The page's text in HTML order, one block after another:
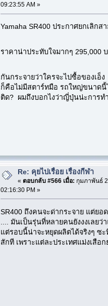
09:23:55 AM »
Yamaha SR400 ประกาศยกเลิก
ราคาน่าประทับใจมากๆ 295,000
กันกระจายว่าใครจะไปซื้อของเอ็
ก็คือไม่มีสตาร์ทมือ รถใหญ่ขนาดนี้
ติด? ผมถึงบอกไงว่าญี่ปุ่นน่ะการท
Re: คุยไปเรื่อย เรื่องกีฬา
« ตอบกลับ #566 เมื่อ: กุมภาพันธ์
02:16:30 PM »
SR400 ถึงคนจะด่ากระจาย แต่ย
.... มันเป็นรุ่นที่หลายคนยังงงเลยว่
แต่รอบนี้น่าจะหยุดผลิตได้จริงๆ ซ
สักที เพราะแต่ละประเทศแม่งเสื